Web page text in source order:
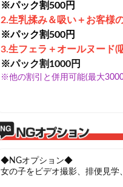
※パック割500円
2.生乳揉み＆吸い＋お客様
※パック割500円
3.生フェラ＋オールヌード(
※パック割1000円
※他の割引と併用可能(最大
◆NGオプション◆
女の子をビデオ撮影、排便見学